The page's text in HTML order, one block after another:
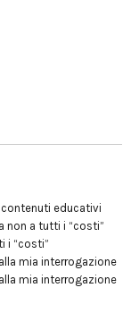
educativi
non a tutti i “costi”
i “costi”
mia interrogazione
mia interrogazione